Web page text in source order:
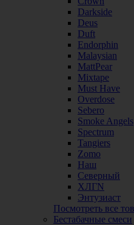
Darkside
Deus
Duft
Endorphin
Malaysian
MattPear
Mixtape
Must Have
Overdose
Sebero
Smoke Angels
Spectrum
Tangiers
Zomo
Наш
Северный
ХЛГN
Энтузиаст
Посмотреть все
Бестабачные смеси